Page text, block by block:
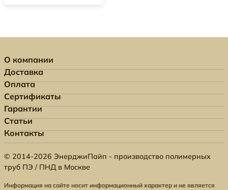
О компании
Доставка
Оплата
Сертификаты
Гарантии
Статьи
Контакты
© 2014-2026 ЭнерджиПайп - производство полимерных
труб ПЭ / ПНД в Москве
Информация на сайте носит информационный характер и не является